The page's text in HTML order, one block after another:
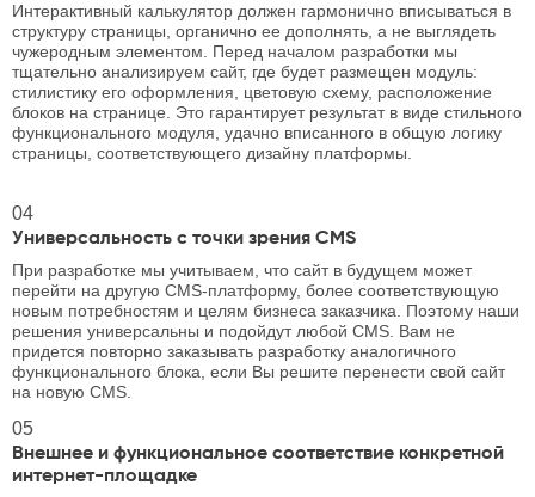
Интерактивный калькулятор должен гармонично вписываться в
структуру страницы, органично ее дополнять, а не выглядеть
чужеродным элементом. Перед началом разработки мы
тщательно анализируем сайт, где будет размещен модуль:
стилистику его оформления, цветовую схему, расположение
блоков на странице. Это гарантирует результат в виде стильного
функционального модуля, удачно вписанного в общую логику
страницы, соответствующего дизайну платформы.
04
Универсальность с точки зрения CMS
При разработке мы учитываем, что сайт в будущем может
перейти на другую CMS-платформу, более соответствующую
новым потребностям и целям бизнеса заказчика. Поэтому наши
решения универсальны и подойдут любой CMS. Вам не
придется повторно заказывать разработку аналогичного
функционального блока, если Вы решите перенести свой сайт
на новую CMS.
05
Внешнее и функциональное соответствие конкретной
интернет-площадке